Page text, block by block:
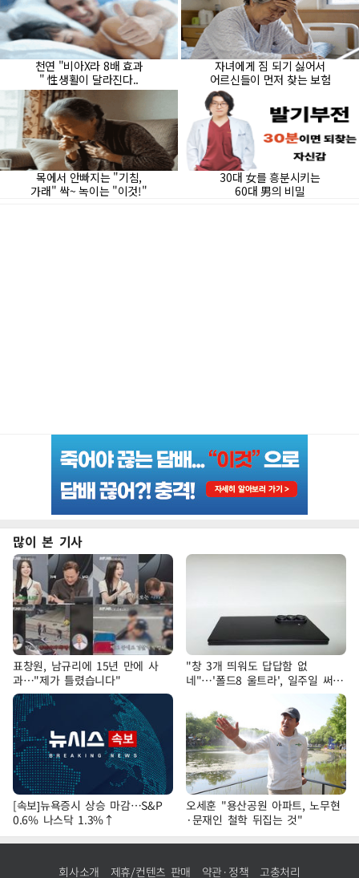
많이 본 기사
표창원, 남규리에 15년 만에 사
과…"제가 틀렸습니다"
"창 3개 띄워도 답답함 없
네"…'폴드8 울트라', 일주일 써보
[속보]뉴욕증시 상승 마감…S&P
0.6% 나스닥 1.3%↑
오세훈 "용산공원 아파트, 노무현
·문재인 철학 뒤집는 것"
회사소개 제휴/컨텐츠 판매 약관·정책 고충처리